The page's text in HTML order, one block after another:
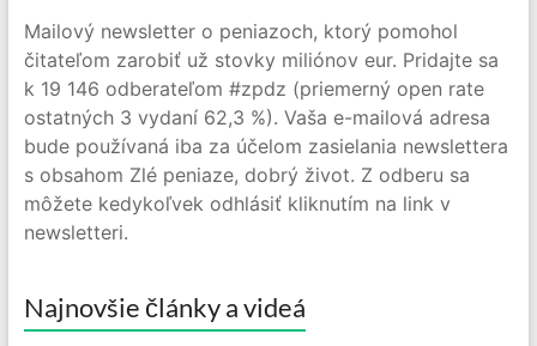
Mailový newsletter o peniazoch, ktorý pomohol
čitateľom zarobiť už stovky miliónov eur. Pridajte sa
k 19 146 odberateľom #zpdz (priemerný open rate
ostatných 3 vydaní 62,3 %). Vaša e-mailová adresa
bude používaná iba za účelom zasielania newslettera
s obsahom Zlé peniaze, dobrý život. Z odberu sa
môžete kedykoľvek odhlásiť kliknutím na link v
newsletteri.
Najnovšie články a videá